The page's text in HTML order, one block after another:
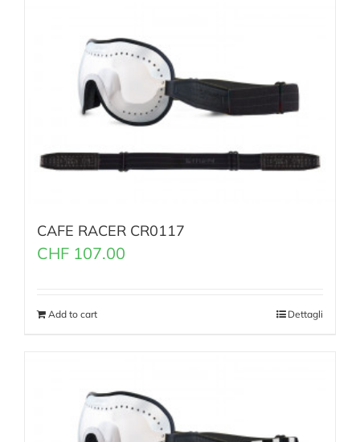
CAFE RACER CR0117
CHF 107.00
Add to cart Dettagli